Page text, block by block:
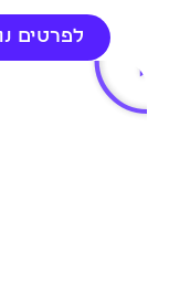
לפרטים